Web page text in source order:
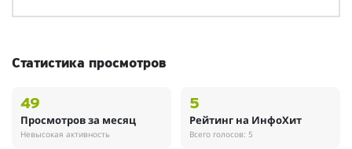
Статистика просмотров
49
Просмотров за месяц
Невысокая активность
5
Рейтинг на ИнфоХит
Всего голосов: 5